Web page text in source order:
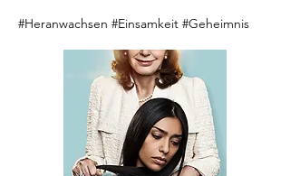
#Heranwachsen #Einsamkeit #Geheimnis